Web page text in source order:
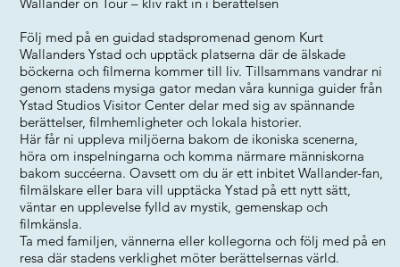
Följ med på en guidad stadspromenad genom Kurt
Wallanders Ystad och upptäck platserna där de älskade
böckerna och filmerna kommer till liv. Tillsammans vandrar ni
genom stadens mysiga gator medan våra kunniga guider från
Ystad Studios Visitor Center delar med sig av spännande
berättelser, filmhemligheter och lokala historier.
Här får ni uppleva miljöerna bakom de ikoniska scenerna,
höra om inspelningarna och komma närmare människorna
bakom succéerna. Oavsett om du är ett inbitet Wallander-fan,
filmälskare eller bara vill upptäcka Ystad på ett nytt sätt,
väntar en upplevelse fylld av mystik, gemenskap och
filmkänsla.
Ta med familjen, vännerna eller kollegorna och följ med på en
resa där stadens verklighet möter berättelsernas värld.